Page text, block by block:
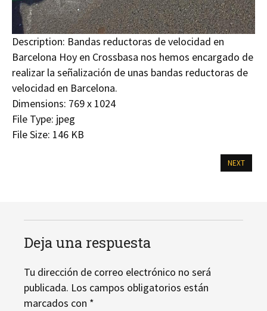
Description: Bandas reductoras de velocidad en
Barcelona Hoy en Crossbasa nos hemos encargado de
realizar la señalización de unas bandas reductoras de
velocidad en Barcelona.
Dimensions: 769 x 1024
File Type: jpeg
File Size: 146 KB
NEXT
Deja una respuesta
Tu dirección de correo electrónico no será
publicada. Los campos obligatorios están
marcados con *